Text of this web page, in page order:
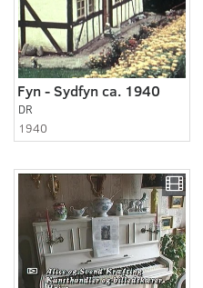
Fyn - Sydfyn ca. 1940
DR
1940